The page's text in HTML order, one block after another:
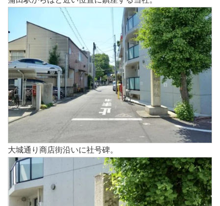
大城通り商店街沿いに社号碑。